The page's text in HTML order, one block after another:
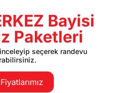
Bayisi
Paketleri
seçerek randevu